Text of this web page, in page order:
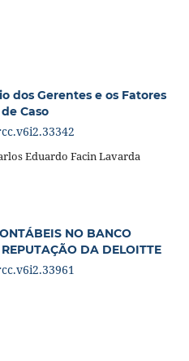
dos Gerentes e os Fatores
Caso
Eduardo Facin Lavarda
NO BANCO
DA DELOITTE